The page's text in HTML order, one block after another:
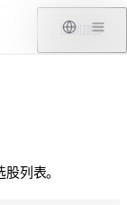
回到顶部
列表。